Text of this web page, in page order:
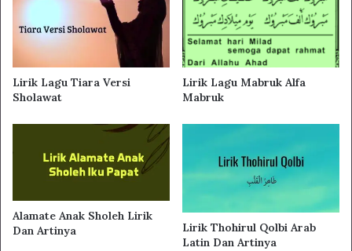
Lirik Lagu Tiara Versi
Sholawat
Lirik Lagu Mabruk Alfa
Mabruk
Alamate Anak Sholeh Lirik
Dan Artinya
Lirik Thohirul Qolbi Arab
Latin Dan Artinya